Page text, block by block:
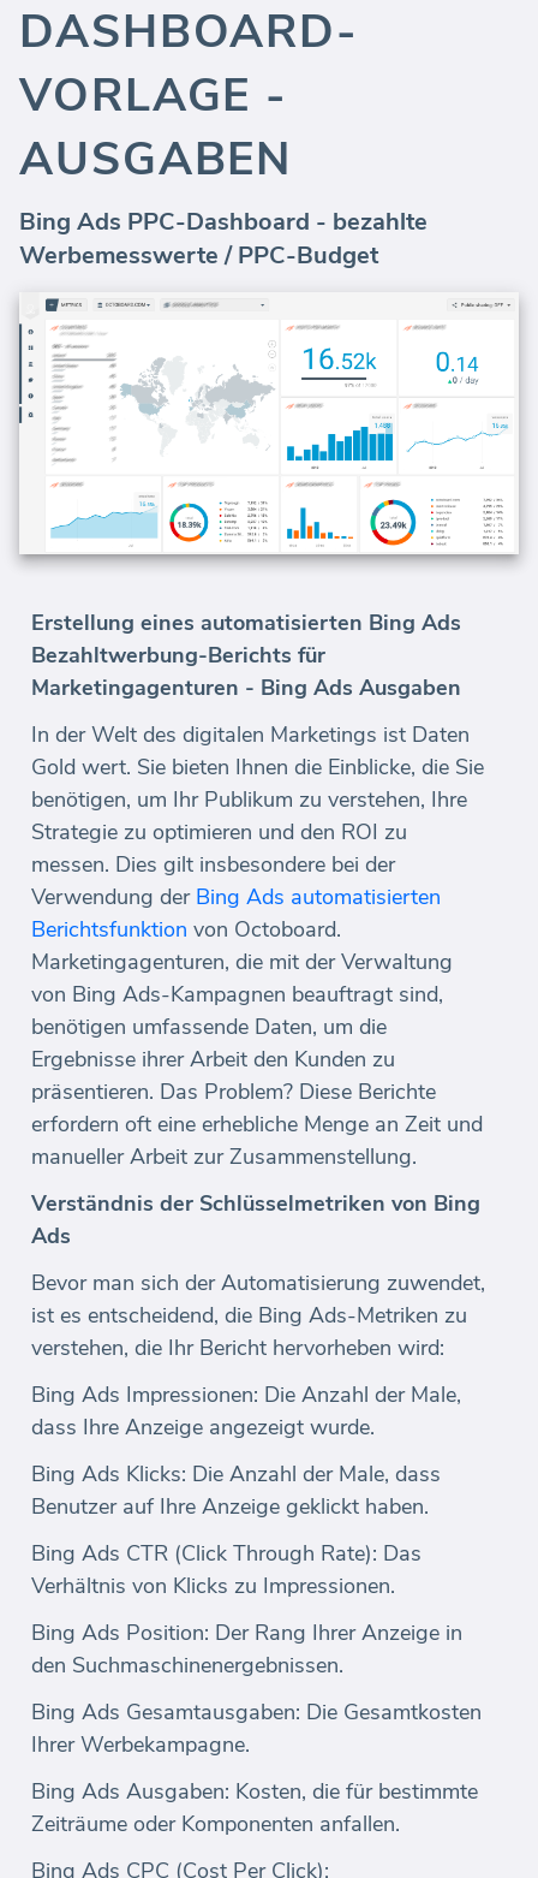
DASHBOARD-
VORLAGE -
AUSGABEN
Bing Ads PPC-Dashboard - bezahlte
Werbemesswerte / PPC-Budget
Erstellung eines automatisierten Bing Ads
Bezahltwerbung-Berichts für
Marketingagenturen - Bing Ads Ausgaben
In der Welt des digitalen Marketings ist Daten
Gold wert. Sie bieten Ihnen die Einblicke, die Sie
benötigen, um Ihr Publikum zu verstehen, Ihre
Strategie zu optimieren und den ROI zu
messen. Dies gilt insbesondere bei der
Verwendung der Bing Ads automatisierten
Berichtsfunktion von Octoboard.
Marketingagenturen, die mit der Verwaltung
von Bing Ads-Kampagnen beauftragt sind,
benötigen umfassende Daten, um die
Ergebnisse ihrer Arbeit den Kunden zu
präsentieren. Das Problem? Diese Berichte
erfordern oft eine erhebliche Menge an Zeit und
manueller Arbeit zur Zusammenstellung.
Verständnis der Schlüsselmetriken von Bing
Ads
Bevor man sich der Automatisierung zuwendet,
ist es entscheidend, die Bing Ads-Metriken zu
verstehen, die Ihr Bericht hervorheben wird:
Bing Ads Impressionen: Die Anzahl der Male,
dass Ihre Anzeige angezeigt wurde.
Bing Ads Klicks: Die Anzahl der Male, dass
Benutzer auf Ihre Anzeige geklickt haben.
Bing Ads CTR (Click Through Rate): Das
Verhältnis von Klicks zu Impressionen.
Bing Ads Position: Der Rang Ihrer Anzeige in
den Suchmaschinenergebnissen.
Bing Ads Gesamtausgaben: Die Gesamtkosten
Ihrer Werbekampagne.
Bing Ads Ausgaben: Kosten, die für bestimmte
Zeiträume oder Komponenten anfallen.
Bing Ads CPC (Cost Per Click):